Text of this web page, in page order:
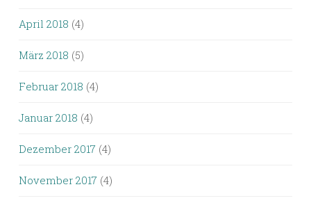
April 2018 (4)
März 2018 (5)
Februar 2018 (4)
Januar 2018 (4)
Dezember 2017 (4)
November 2017 (4)